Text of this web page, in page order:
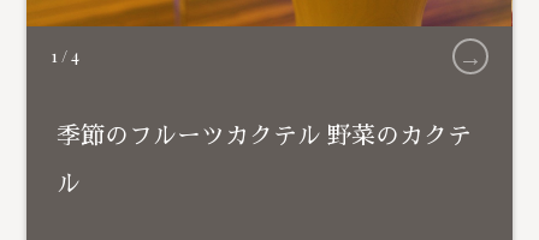
1 /4 →
季節のフルーツカクテル 野菜のカクテ
ル